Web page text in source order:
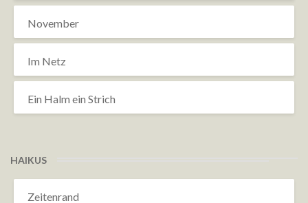
November
Im Netz
Ein Halm ein Strich
HAIKUS
Zeitenrand